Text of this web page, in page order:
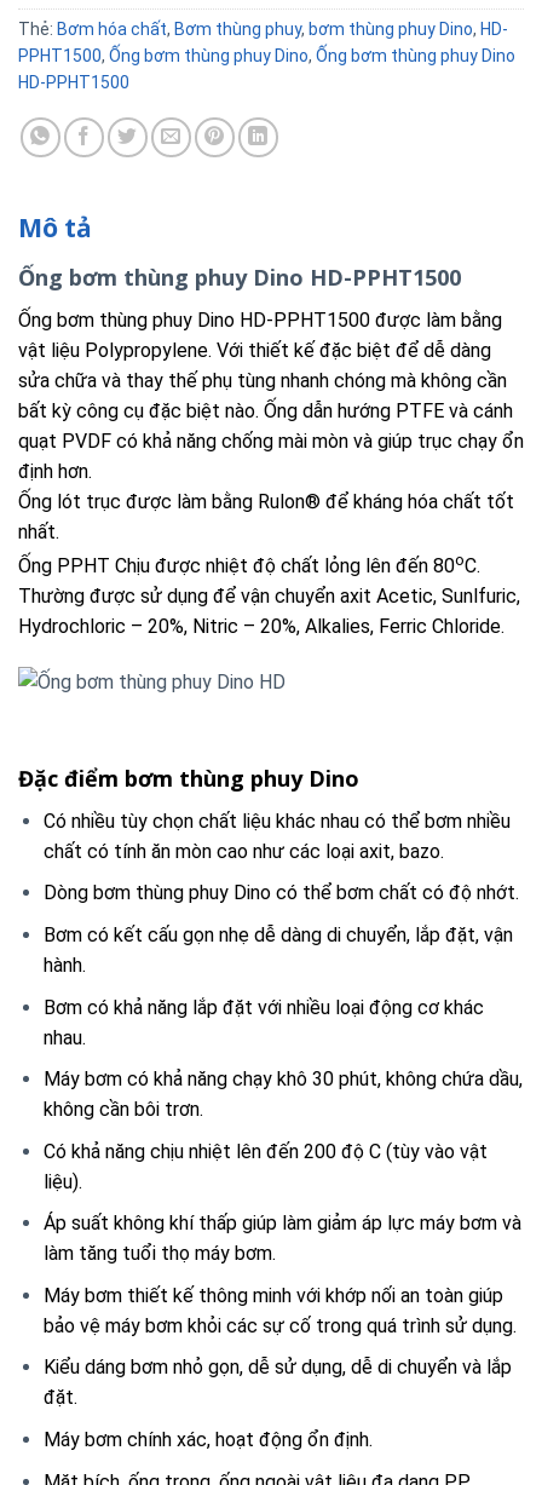
Thẻ: Bơm hóa chất, Bơm thùng phuy, bơm thùng phuy Dino, HD-
PPHT1500, Ống bơm thùng phuy Dino, Ống bơm thùng phuy Dino
HD-PPHT1500
Mô tả
Ống bơm thùng phuy Dino HD-PPHT1500
Ống bơm thùng phuy Dino HD-PPHT1500 được làm bằng
vật liệu Polypropylene. Với thiết kế đặc biệt để dễ dàng
sửa chữa và thay thế phụ tùng nhanh chóng mà không cần
bất kỳ công cụ đặc biệt nào. Ống dẫn hướng PTFE và cánh
quạt PVDF có khả năng chống mài mòn và giúp trục chạy ổn
định hơn.
Ống lót trục được làm bằng Rulon® để kháng hóa chất tốt
nhất.
Ống PPHT Chịu được nhiệt độ chất lỏng lên đến 80oC.
Thường được sử dụng để vận chuyển axit Acetic, Sunlfuric,
Hydrochloric – 20%, Nitric – 20%, Alkalies, Ferric Chloride.
Đặc điểm bơm thùng phuy Dino
Có nhiều tùy chọn chất liệu khác nhau có thể bơm nhiều
chất có tính ăn mòn cao như các loại axit, bazo.
Dòng bơm thùng phuy Dino có thể bơm chất có độ nhớt.
Bơm có kết cấu gọn nhẹ dễ dàng di chuyển, lắp đặt, vận
hành.
Bơm có khả năng lắp đặt với nhiều loại động cơ khác
nhau.
Máy bơm có khả năng chạy khô 30 phút, không chứa dầu,
không cần bôi trơn.
Có khả năng chịu nhiệt lên đến 200 độ C (tùy vào vật
liệu).
Áp suất không khí thấp giúp làm giảm áp lực máy bơm và
làm tăng tuổi thọ máy bơm.
Máy bơm thiết kế thông minh với khớp nối an toàn giúp
bảo vệ máy bơm khỏi các sự cố trong quá trình sử dụng.
Kiểu dáng bơm nhỏ gọn, dễ sử dụng, dễ di chuyển và lắp
đặt.
Máy bơm chính xác, hoạt động ổn định.